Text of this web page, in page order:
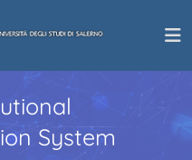
System